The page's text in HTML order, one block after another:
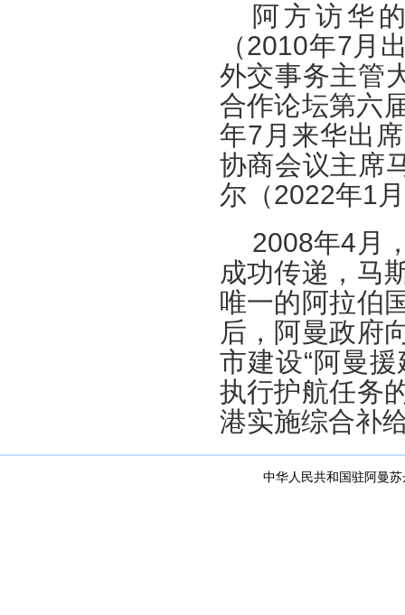
阿方访华
（2010年7月
外交事务主管
合作论坛第六
年7月来华出
协商会议主席
尔（2022年1
2008年4月
成功传递，马
唯一的阿拉伯
后，阿曼政府
市建设“阿曼
执行护航任务
港实施综合补
中华人民共和国驻阿曼